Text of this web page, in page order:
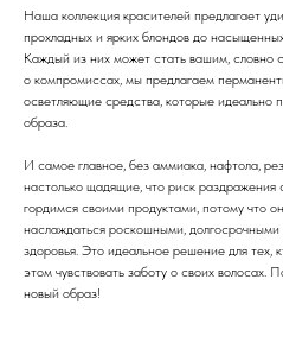
Наша коллекция красителей предлагает
прохладных и ярких блондов до
Каждый из них может стать вашим, словно
о компромиссах, мы предлагаем
осветляющие средства, которые идеально
образа.
И самое главное, без аммиака, нафтола,
настолько щадящие, что риск
гордимся своими продуктами, потому что
наслаждаться роскошными, долгосрочными
здоровья. Это идеальное решение для тех,
этом чувствовать заботу о своих волосах.
новый образ!
Меню
Каталог
Возврат и
Популярное
Бренды
Акции
О компании
Реквизиты
Покупателям